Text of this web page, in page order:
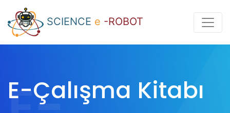
SCIENCE e -ROBOT
E-Çalışma Kitabı